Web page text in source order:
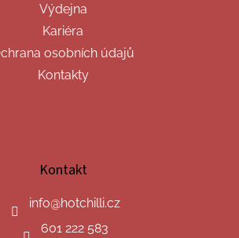
Výdejna
Kariéra
osobních údajů
Kontakty
Kontakt
info@hotchilli.cz
601 222 583